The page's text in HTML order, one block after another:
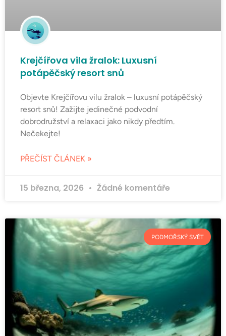
Krejčířova vila žralok: Luxusní
potápěčský resort snů
Objevte Krejčířovu vilu žralok – luxusní potápěčský
resort snů! Zažijte jedinečné podvodní
dobrodružství a relaxaci jako nikdy předtím.
Nečekejte!
PŘEČÍST ČLÁNEK »
15 března, 2026 Žádné komentáře
PODMOŘSKÝ SVĚT